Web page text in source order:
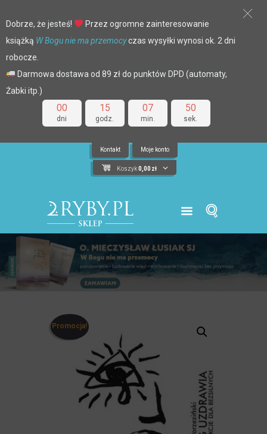
00
dni
15
godz.
07
min.
50
sek.
Dobrze, że jesteś!
Przez ogromne zainteresowanie
książką W Bogu nie ma przemocyczas wysyłki wynosi ok. 2 dni
robocze.
Darmowa dostawa od 89 zł do punktów DPD (automaty,
Żabki itp.)
Kontakt Moje konto
Koszyk 0,00 zł
Promocja!